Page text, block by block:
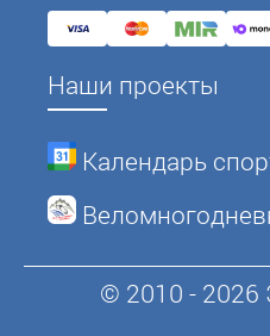
Наши проекты
Календарь
© 2010 - 2026